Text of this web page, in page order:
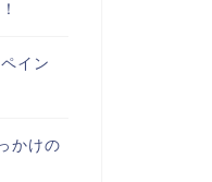
イン
かけの